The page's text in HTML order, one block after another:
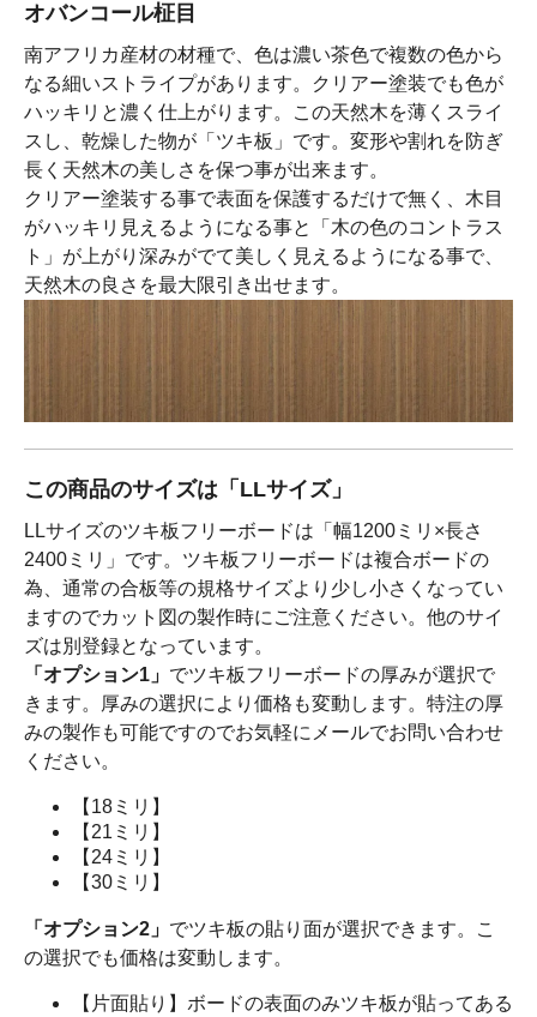
オバンコール柾目
南アフリカ産材の材種で、色は濃い茶色で複数の色から
なる細いストライプがあります。クリアー塗装でも色が
ハッキリと濃く仕上がります。この天然木を薄くスライ
スし、乾燥した物が「ツキ板」です。変形や割れを防ぎ
長く天然木の美しさを保つ事が出来ます。
クリアー塗装する事で表面を保護するだけで無く、木目
がハッキリ見えるようになる事と「木の色のコントラス
ト」が上がり深みがでて美しく見えるようになる事で、
天然木の良さを最大限引き出せます。
この商品のサイズは「LLサイズ」
LLサイズのツキ板フリーボードは「幅1200ミリ×長さ
2400ミリ」です。ツキ板フリーボードは複合ボードの
為、通常の合板等の規格サイズより少し小さくなってい
ますのでカット図の製作時にご注意ください。他のサイ
ズは別登録となっています。
「オプション1」 でツキ板フリーボードの厚みが選択で
きます。厚みの選択により価格も変動します。特注の厚
みの製作も可能ですのでお気軽にメールでお問い合わせ
ください。
【18ミリ】
【21ミリ】
【24ミリ】
【30ミリ】
「オプション2」 でツキ板の貼り面が選択できます。こ
の選択でも価格は変動します。
【片面貼り】ボードの表面のみツキ板が貼ってある